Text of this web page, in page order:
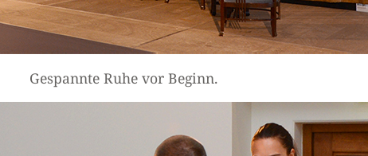
Gespannte Ruhe vor Beginn.